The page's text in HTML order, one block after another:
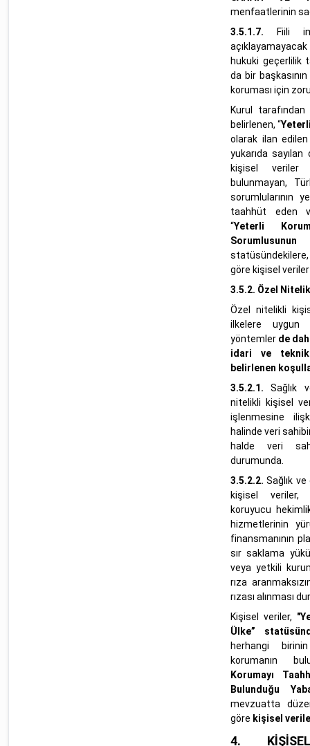
menfaatlerinin
3.5.1.7.
Fiili
hukuki geçerlilik
da bir
koruması için
Kurul
belirlenen, “
olarak ilan
yukarıda
kişisel veriler
bulunmayan,
sorumlularının
taahhüt eden
“Yeterli
göre kişisel veriler
3.5.2. Özel
Özel nitelikli
ilkelere uygun
yöntemler de
idari ve teknik
belirlenen
3.5.2.1.Sağlık
nitelikli kişisel
işlenmesine
halinde veri
halde veri
durumunda.
3.5.2.2.Sağlık
kişisel veriler,
koruyucu
hizmetlerinin
finansmanının
sır saklama
veya yetkili
rıza
rızası alınması
Kişisel veriler,
Ülke”
herhangi
korumanın
Korumayı
Bulunduğu
mevzuatta
göre kişisel
4.